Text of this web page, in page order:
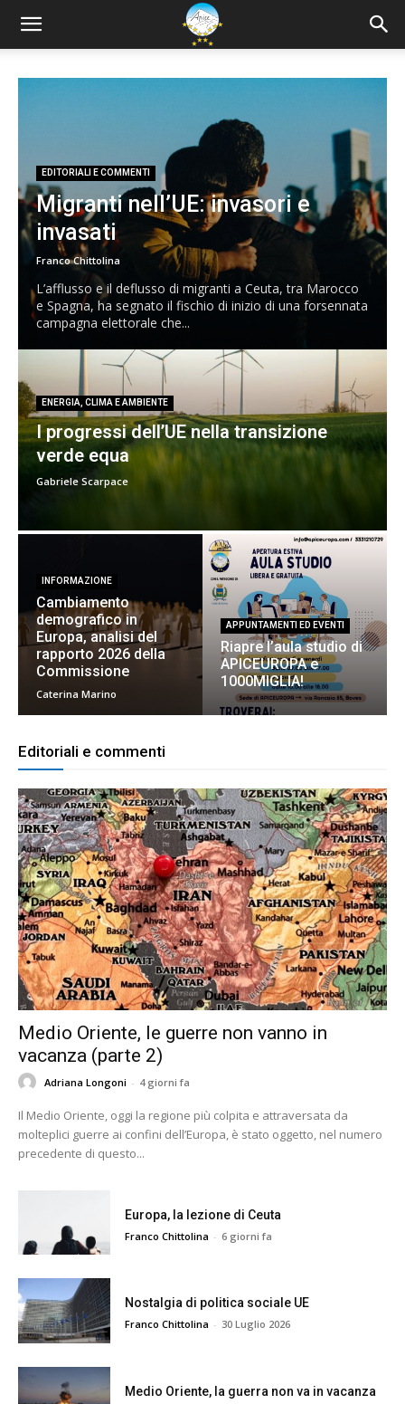
EDITORIALI E COMMENTI
Migranti nell’UE: invasori e
invasati
Franco Chittolina
L’afflusso e il deflusso di migranti a Ceuta, tra Marocco
e Spagna, ha segnato il fischio di inizio di una forsennata
campagna elettorale che...
ENERGIA, CLIMA E AMBIENTE
I progressi dell’UE nella transizione
verde equa
Gabriele Scarpace
INFORMAZIONE
Cambiamento
demografico in
Europa, analisi del
rapporto 2026 della
Commissione
Caterina Marino
APPUNTAMENTI ED EVENTI
Riapre l’aula studio di
APICEUROPA e
1000MIGLIA!
Editoriali e commenti
Medio Oriente, le guerre non vanno in
vacanza (parte 2)
Adriana Longoni - 4 giorni fa
Il Medio Oriente, oggi la regione più colpita e attraversata da
molteplici guerre ai confini dell’Europa, è stato oggetto, nel numero
precedente di questo...
Europa, la lezione di Ceuta
Franco Chittolina - 6 giorni fa
Nostalgia di politica sociale UE
Franco Chittolina - 30 Luglio 2026
Medio Oriente, la guerra non va in vacanza